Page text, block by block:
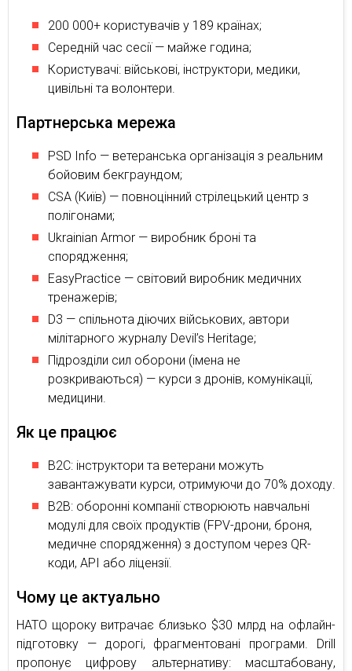
200 000+ користувачів у 189 країнах;
Середній час сесії — майже година;
Користувачі: військові, інструктори, медики,
цивільні та волонтери.
Партнерська мережа
PSD Info — ветеранська організація з реальним
бойовим бекграундом;
CSA (Київ) — повноцінний стрілецький центр з
полігонами;
Ukrainian Armor — виробник броні та
спорядження;
EasyPractice — світовий виробник медичних
тренажерів;
D3 — спільнота діючих військових, автори
мілітарного журналу Devil’s Heritage;
Підрозділи сил оборони (імена не
розкриваються) — курси з дронів, комунікації,
медицини.
Як це працює
B2C: інструктори та ветерани можуть
завантажувати курси, отримуючи до 70% доходу.
B2B: оборонні компанії створюють навчальні
модулі для своїх продуктів (FPV-дрони, броня,
медичне спорядження) з доступом через QR-
коди, API або ліцензії.
Чому це актуально
НАТО щороку витрачає близько $30 млрд на офлайн-
підготовку — дорогі, фрагментовані програми. Drill
пропонує цифрову альтернативу: масштабовану,